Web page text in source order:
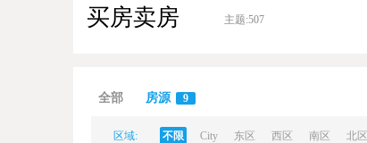
买房卖房 主题:507
全部 房源 9
区域: 不限 City 东区 西区 南区 北区